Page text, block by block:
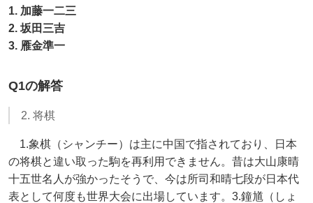
1. 加藤一二三
2. 坂田三吉
3. 雁金準一
Q1の解答
2. 将棋
1.象棋（シャンチー）は主に中国で指されており、日本
の将棋と違い取った駒を再利用できません。昔は大山康晴
十五世名人が強かったそうで、今は所司和晴七段が日本代
表として何度も世界大会に出場しています。3.鐘馗（しょ